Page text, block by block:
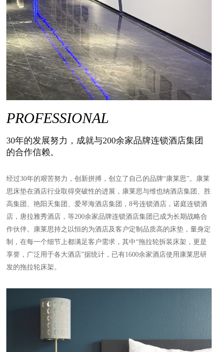
PROFESSIONAL
30年的发展努力，成就与200余家品牌连锁酒店集团
的合作信赖。
经过30年的艰苦努力，创新拼搏，创立了自己的品牌“康莱思”。康莱
思床垫在酒店行业取得突破性的进展，康莱思与维也纳酒店集团、胜
高集团、艳阳天集团、爱琴海酒店集团，8号连锁酒店，诺庭连锁酒
店，唐拉雅秀酒店，等200余家品牌连锁酒店集团已成为长期战略合
作伙伴。康莱思持之以恒的为酒店及客户定制品质高的床垫，量身定
制，在每一个细节上都满足客户需求，其中“拖拉轮拆装床架，更是
享誉，广泛用于各大酒店”据统计，已有1600余家酒店使用康莱思研
发的拖拉轮床架。